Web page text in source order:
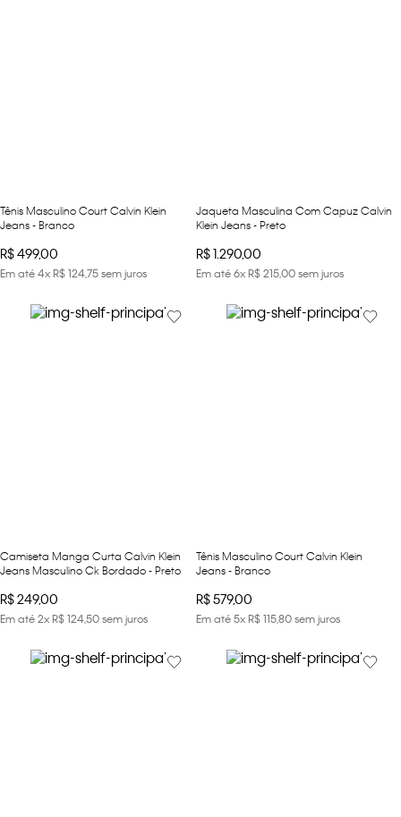
Tênis Masculino Court Calvin Klein
Jeans - Branco
R$499,00
Em até4xR$12475sem juros
Jaqueta Masculina Com Capuz Calvin
Klein Jeans - Preto
R$129000
Em até6xR$21500sem juros
Camiseta Manga Curta Calvin Klein
Jeans Masculino Ck Bordado - Preto
R$249,00
Em até2xR$12450sem juros
Tênis Masculino Court Calvin Klein
Jeans - Branco
R$579,00
Em até5xR$11580sem juros